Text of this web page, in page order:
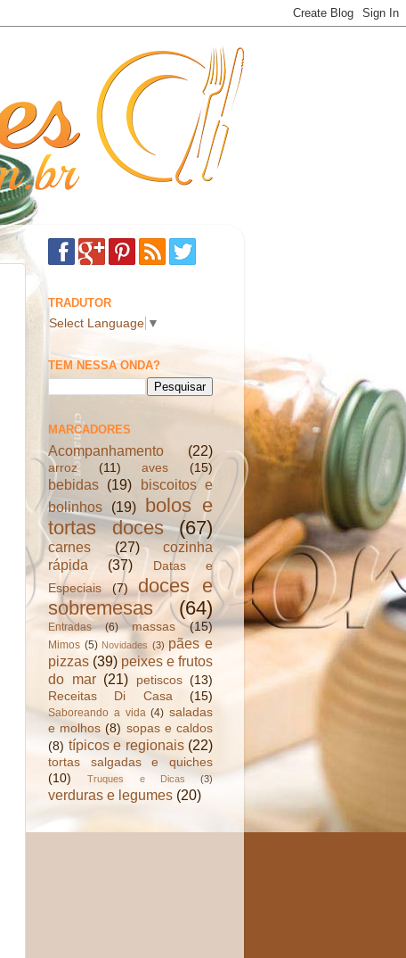
TRADUTOR
Select Language ▼
TEM NESSA ONDA?
MARCADORES
Acompanhamento (22)
arroz (11) aves (15)
bebidas (19)
biscoitos e
bolinhos
(19)
bolos e
tortas doces
(67)
carnes (27)
cozinha
rápida
(37)
Datas e
Especiais
(7)
doces e
sobremesas
(64)
Entradas (6) massas (15)
Mimos (5) Novidades (3) pães e
pizzas (39) peixes e frutos
do mar (21) petiscos (13)
Receitas Di Casa
(15)
Saboreando a vida (4) saladas
e molhos (8) sopas e caldos
(8) típicos e regionais (22)
tortas salgadas e quiches
(10)
Truques e Dicas (3)
verduras e legumes (20)